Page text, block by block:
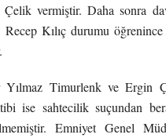
vermiştir. Daha sonra
Recep Kılıç durumu
Timurlenk ve Ergin
ise sahtecilik suçundan
Emniyet Genel